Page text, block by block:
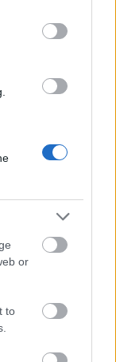
below Google
or
to
mesél –
a közeli
és szobor is.
teljesen új